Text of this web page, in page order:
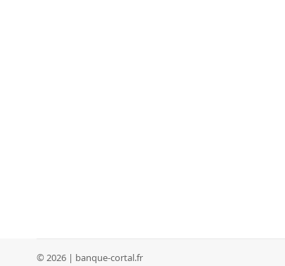
© 2026 | banque-cortal.fr